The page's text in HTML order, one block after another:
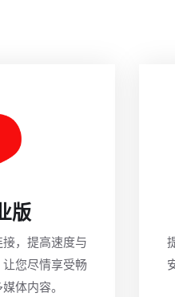
版
，提高速度与
您尽情享受畅
体内容。